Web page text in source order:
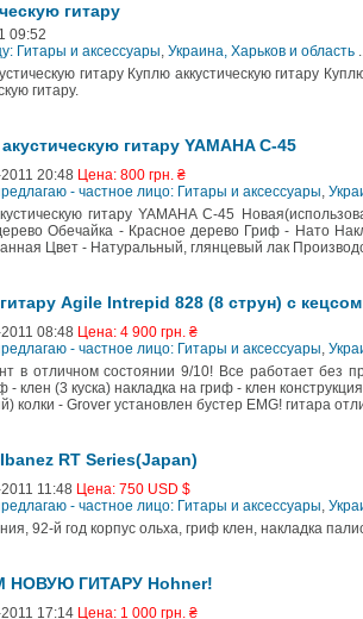
гитару
09:52
Гитары и аксессуары, Украина, Харьков и область
гитару Куплю аккустическую гитару
гитару.
гитару YAMAHA C-45
20:48 Цена: 800 грн. ₴
- частное лицо: Гитары и аксессуары,
гитару YAMAHA C-45
Обечайка - Красное дерево Гриф - Нато
Цвет - Натуральный, глянцевый лак
Agile Intrepid 828 (8 струн) с кецсом
08:48 Цена: 4 900 грн. ₴
- частное лицо: Гитары и аксессуары,
в отличном состоянии 9/10! Все работает без
- клен (3 куска) накладка на гриф - клен
колки - Grover установлен бустер EMG! гитара
RT Series(Japan)
11:48 Цена: 750 USD $
- частное лицо: Гитары и аксессуары,
92-й год корпус ольха, гриф клен, накладка
НОВУЮ ГИТАРУ Hohner!
17:14 Цена: 1 000 грн. ₴